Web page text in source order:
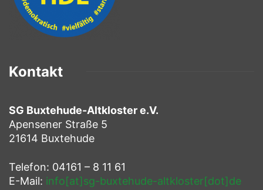
Kontakt
SG Buxtehude-Altkloster e.V.
Apensener Straße 5
21614 Buxtehude
Telefon: 04161 – 8 11 61
E-Mail: info[at]sg-buxtehude-altkloster[dot]de